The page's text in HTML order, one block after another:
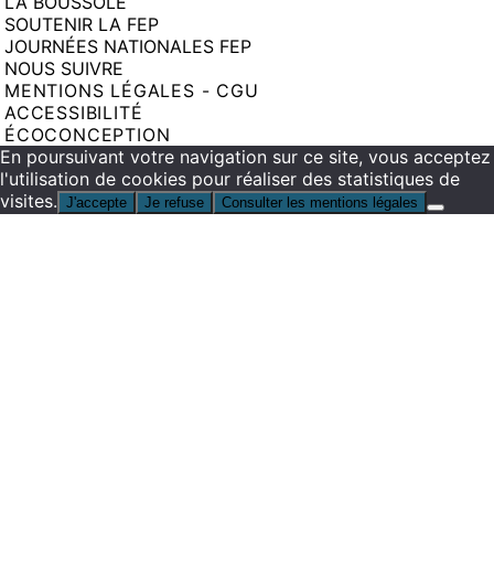
SOUTENIR LA FEP
JOURNÉES NATIONALES FEP
NOUS SUIVRE
MENTIONS LÉGALES - CGU
ACCESSIBILITÉ
ÉCOCONCEPTION
En poursuivant votre navigation sur ce site, vous acceptez
l'utilisation de cookies pour réaliser des statistiques de
visites. J'accepte Je refuse Consulter les mentions légales